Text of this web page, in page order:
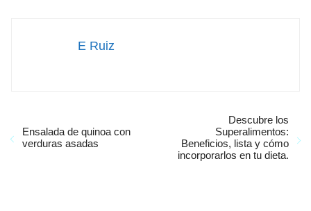
E Ruiz
Ensalada de quinoa con
verduras asadas
Descubre los
Superalimentos:
Beneficios, lista y cómo
incorporarlos en tu dieta.